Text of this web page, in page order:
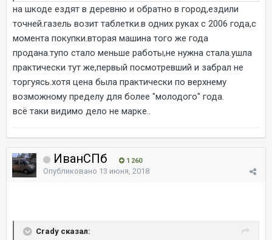
на шкоде ездят в деревню и обратно в город,ездили
точней.газель возит таблетки.в одних руках с 2006 года,с
момента покупки.вторая машина того же года
продана.тупо стало меньше работы,не нужна стала.ушла
практически тут же,первый посмотревший и забрал не
торгуясь.хотя цена была практически по верхнему
возможному пределу для более "молодого" года.
всё таки видимо дело не марке..
ИванСПб 1 260
Опубликовано 13 июня, 2018
Crady сказал: